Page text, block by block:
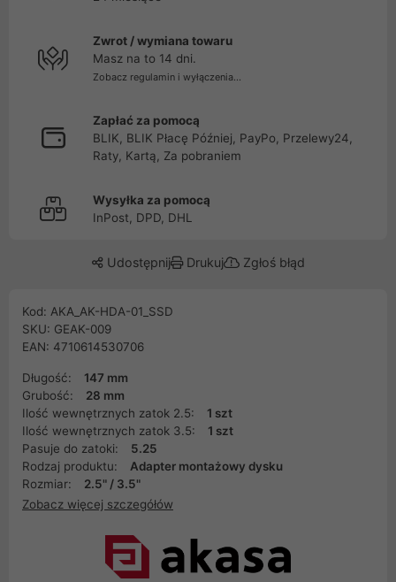
Zwrot / wymiana towaru
Masz na to 14 dni.
Zobacz regulamin i wyłączenia...
Zapłać za pomocą
BLIK, BLIK Płacę Później, PayPo, Przelewy24,
Raty, Kartą, Za pobraniem
Wysyłka za pomocą
InPost, DPD, DHL
Udostępnij Drukuj Zgłoś błąd
Kod: AKA_AK-HDA-01_SSD
SKU: GEAK-009
EAN: 4710614530706
Długość:
147 mm
Grubość:
28 mm
Ilość wewnętrznych zatok 2.5:
1 szt
Ilość wewnętrznych zatok 3.5:
1 szt
Pasuje do zatoki:
5.25
Rodzaj produktu:
Adapter montażowy dysku
Rozmiar:
2.5" / 3.5"
Zobacz więcej szczegółów